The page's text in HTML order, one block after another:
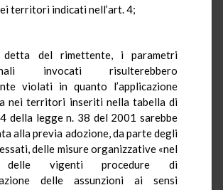
territori indicati nell’art. 4;
del rimettente, i parametri
invocati risulterebbero
violati in quanto l’applicazione
nei territori inseriti nella tabella di
della legge n. 38 del 2001 sarebbe
alla previa adozione, da parte degli
delle misure organizzative «nel
delle vigenti procedure di
delle assunzioni ai sensi